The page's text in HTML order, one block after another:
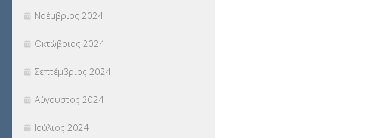
Νοέμβριος 2024
Οκτώβριος 2024
Σεπτέμβριος 2024
Αύγουστος 2024
Ιούλιος 2024